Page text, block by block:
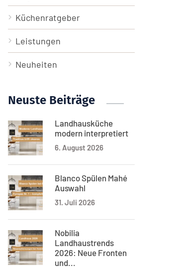
Küchenratgeber
Leistungen
Neuheiten
Neuste Beiträge
Landhausküche
modern interpretiert
6. August 2026
Blanco Spülen Mahé
Auswahl
31. Juli 2026
Nobilia
Landhaustrends
2026: Neue Fronten
und...